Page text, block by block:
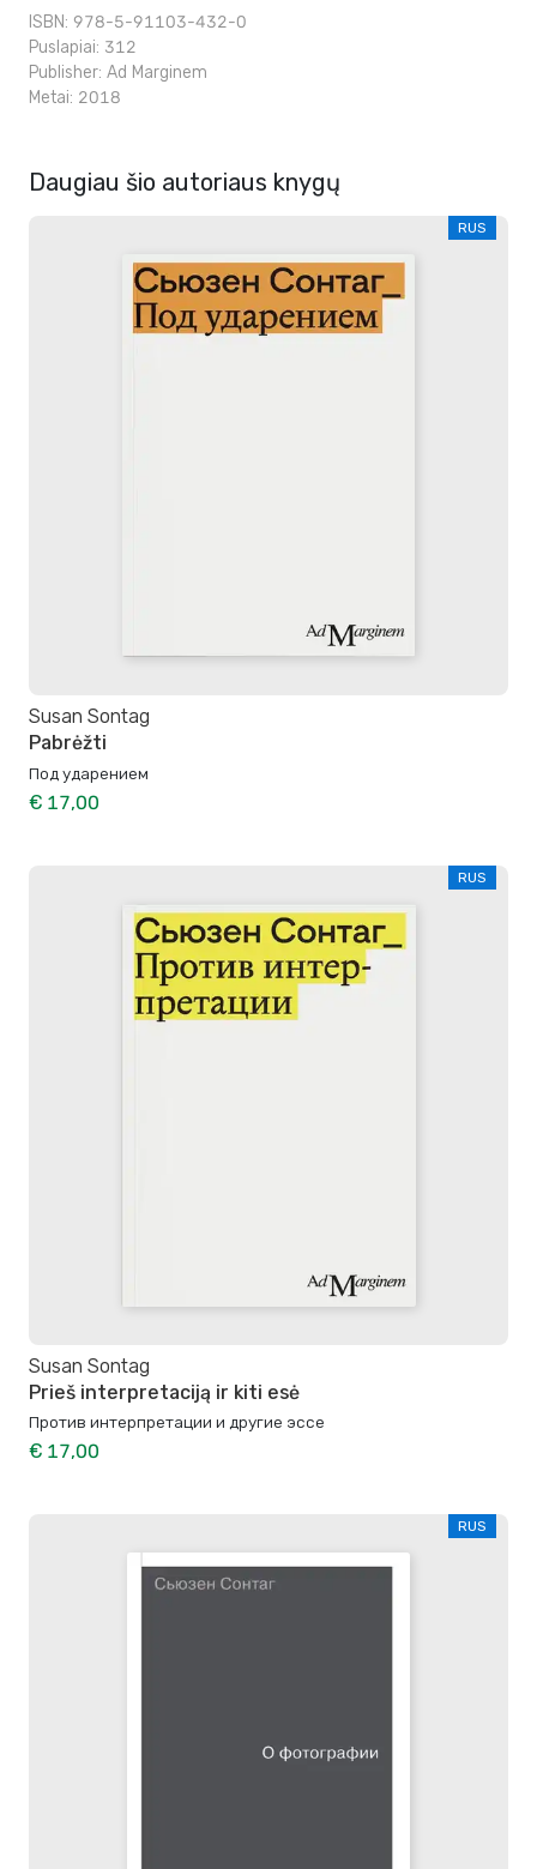
ISBN: 978-5-91103-432-0
Puslapiai: 312
Publisher: Ad Marginem
Metai: 2018
Daugiau šio autoriaus knygų
RUS
Susan Sontag
Pabrėžti
Под ударением
€ 17,00
RUS
Susan Sontag
Prieš interpretaciją ir kiti esė
Против интерпретации и другие эссе
€ 17,00
RUS